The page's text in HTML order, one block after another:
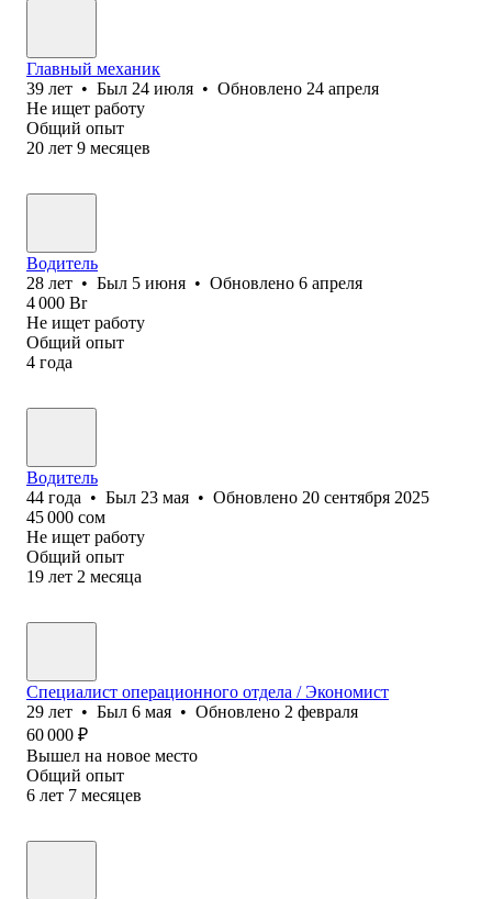
Главный механик
39 лет • Был 24 июля • Обновлено 24 апреля
Не ищет работу
Общий опыт
20 лет 9 месяцев
Водитель
28 лет • Был 5 июня • Обновлено 6 апреля
4 000 Br
Не ищет работу
Общий опыт
4 года
Водитель
44 года • Был 23 мая • Обновлено 20 сентября 2025
45 000 сом
Не ищет работу
Общий опыт
19 лет 2 месяца
Специалист операционного отдела / Экономист
29 лет • Был 6 мая • Обновлено 2 февраля
60 000 ₽
Вышел на новое место
Общий опыт
6 лет 7 месяцев